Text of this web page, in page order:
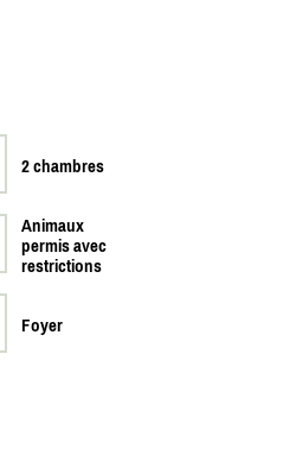
2 chambres
Animaux
permis avec
restrictions
Foyer